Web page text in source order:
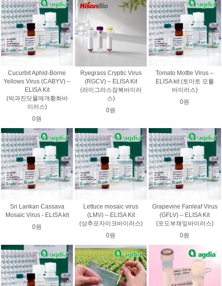
Cucurbit Aphid-Borne
Yellows Virus (CABYV) –
ELISA Kit
(박과진딧물매개황화바
이러스)
0원
Ryegrass Cryptic Virus
(RGCV) – ELISA Kit
(라이그라스잠복바이러
스)
0원
Tomato Mottle Virus –
ELISA kit (토마토 모틀
바이러스)
0원
Sri Lankan Cassava
Mosaic Virus - ELISA kit
0원
Lettuce mosaic virus
(LMV) – ELISA Kit
(상추모자이크바이러스)
0원
Grapevine Fanleaf Virus
(GFLV) – ELISA Kit
(포도부채잎바이러스)
0원